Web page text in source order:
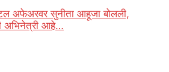
अफेअरवर सुनीता आहूजा बोलली,
अभिनेत्री आहे…